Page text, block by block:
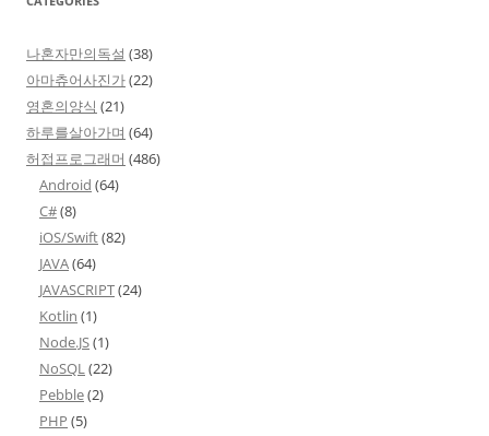
나혼자만의독설 (38)
아마츄어사진가(22)
영혼의양식 (21)
하루를살아가며 (64)
허접프로그래머 (486)
Android (64)
C#(8)
iOS/Swift(82)
JAVA(64)
JAVASCRIPT(24)
Kotlin (1)
Node.JS(1)
NoSQL(22)
Pebble(2)
PHP (5)